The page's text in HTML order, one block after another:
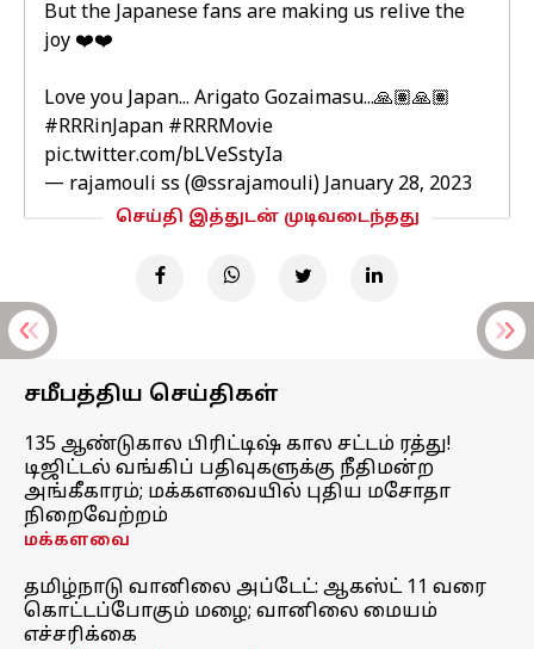
But the Japanese fans are making us relive the
joy ❤️❤️
Love you Japan... Arigato Gozaimasu...🙏🏽🙏🏽
#RRRinJapan #RRRMovie
pic.twitter.com/bLVeSstyIa
— rajamouli ss (@ssrajamouli) January 28, 2023
செய்தி இத்துடன் முடிவடைந்தது
சமீபத்திய செய்திகள்
135 ஆண்டுகால பிரிட்டிஷ் கால சட்டம் ரத்து!
டிஜிட்டல் வங்கிப் பதிவுகளுக்கு நீதிமன்ற
அங்கீகாரம்; மக்களவையில் புதிய மசோதா
நிறைவேற்றம்
மக்களவை
தமிழ்நாடு வானிலை அப்டேட்: ஆகஸ்ட் 11 வரை
கொட்டப்போகும் மழை; வானிலை மையம்
எச்சரிக்கை